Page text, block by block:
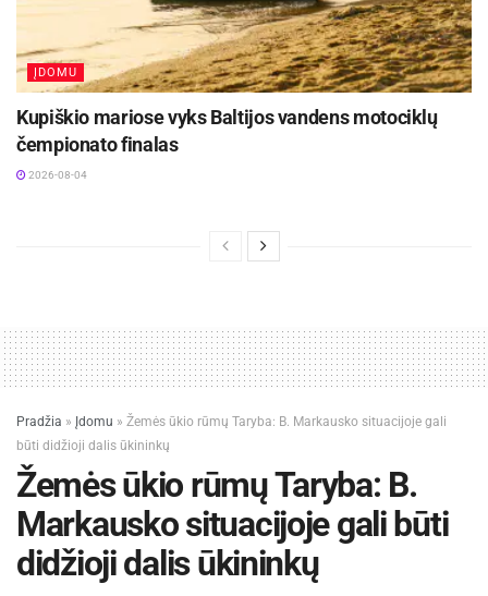
ĮDOMU
Kupiškio mariose vyks Baltijos vandens motociklų
čempionato finalas
2026-08-04
Pradžia » Įdomu » Žemės ūkio rūmų Taryba: B. Markausko situacijoje gali
būti didžioji dalis ūkininkų
Žemės ūkio rūmų Taryba: B.
Markausko situacijoje gali būti
didžioji dalis ūkininkų